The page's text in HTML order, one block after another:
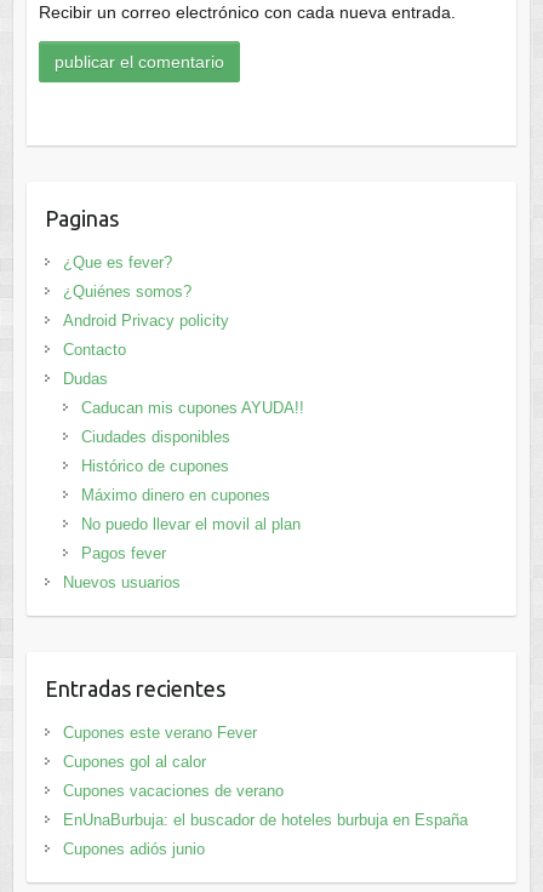
Recibir un correo electrónico con cada nueva entrada.
Paginas
¿Que es fever?
¿Quiénes somos?
Android Privacy policity
Contacto
Dudas
Caducan mis cupones AYUDA!!
Ciudades disponibles
Histórico de cupones
Máximo dinero en cupones
No puedo llevar el movil al plan
Pagos fever
Nuevos usuarios
Entradas recientes
Cupones este verano Fever
Cupones gol al calor
Cupones vacaciones de verano
EnUnaBurbuja: el buscador de hoteles burbuja en España
Cupones adiós junio